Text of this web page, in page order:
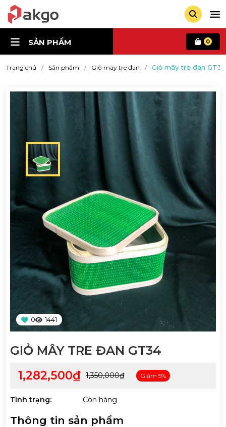
SẢN PHẨM 0
Trang chủ Sản phẩm Giỏ mây tre đan Giỏ mây tre đan GT34
0 1441
GIỎ MÂY TRE ĐAN GT34
1,282,500₫ 1,350,000₫ Giảm 5%
Tình trạng: Còn hàng
Thông tin sản phẩm